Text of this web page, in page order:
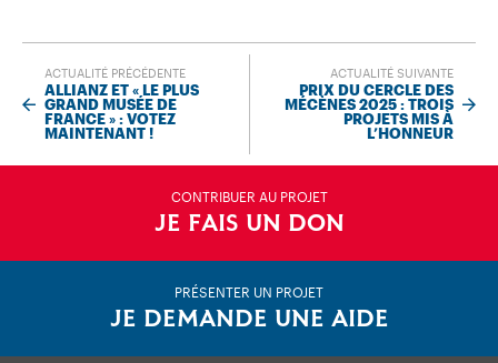
ACTUALITÉ PRÉCÉDENTE
ALLIANZ ET « LE PLUS
GRAND MUSÉE DE
FRANCE » : VOTEZ
MAINTENANT !
ACTUALITÉ SUIVANTE
PRIX DU CERCLE DES
MÉCÈNES 2025 : TROIS
PROJETS MIS À
L’HONNEUR
CONTRIBUER AU PROJET
JE FAIS UN DON
PRÉSENTER UN PROJET
JE DEMANDE UNE AIDE